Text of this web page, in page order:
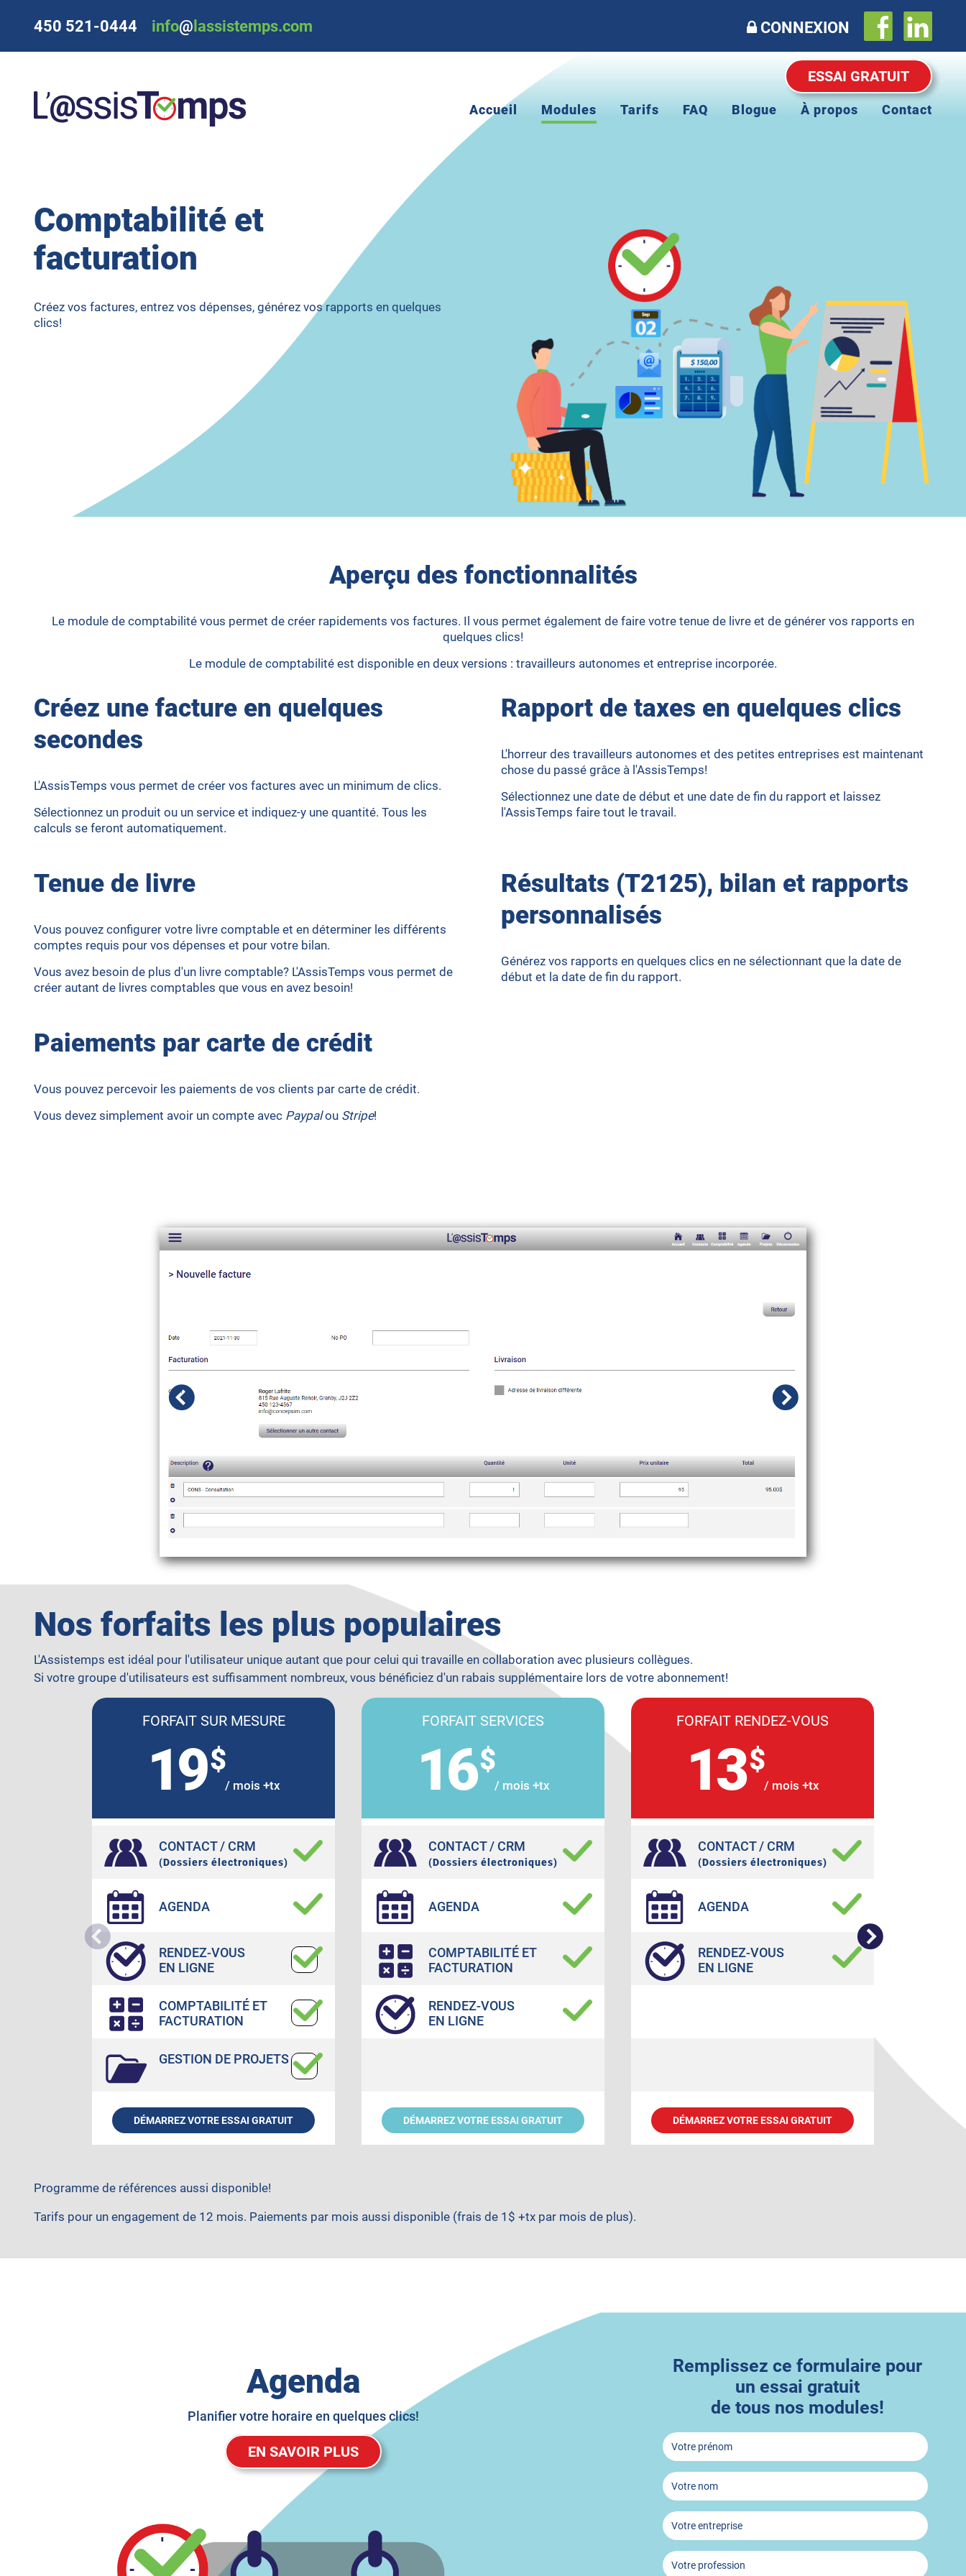
450 521-0444 info@ lassistemps.com CONNEXION
ESSAI GRATUIT
Accueil Modules Tarifs FAQ Blogue À propos Contact
Comptabilité et
facturation
Créez vos factures, entrez vos dépenses, générez vos rapports en quelques
clics!
Aperçu des fonctionnalités
Le module de comptabilité vous permet de créer rapidements vos factures. Il vous permet également de faire votre tenue de livre et de générer vos rapports en
quelques clics!
Le module de comptabilité est disponible en deux versions : travailleurs autonomes et entreprise incorporée.
Créez une facture en quelques
secondes
L'AssisTemps vous permet de créer vos factures avec un minimum de clics.
Sélectionnez un produit ou un service et indiquez-y une quantité. Tous les
calculs se feront automatiquement.
Rapport de taxes en quelques clics
L'horreur des travailleurs autonomes et des petites entreprises est maintenant
chose du passé grâce à l'AssisTemps!
Sélectionnez une date de début et une date de fin du rapport et laissez
l'AssisTemps faire tout le travail.
Tenue de livre
Vous pouvez configurer votre livre comptable et en déterminer les différents
comptes requis pour vos dépenses et pour votre bilan.
Vous avez besoin de plus d'un livre comptable? L'AssisTemps vous permet de
créer autant de livres comptables que vous en avez besoin!
Résultats (T2125), bilan et rapports
personnalisés
Générez vos rapports en quelques clics en ne sélectionnant que la date de
début et la date de fin du rapport.
Paiements par carte de crédit
Vous pouvez percevoir les paiements de vos clients par carte de crédit.
Vous devez simplement avoir un compte avec Paypalou Stripe!
Nos forfaits les plus populaires
L'Assistemps est idéal pour l'utilisateur unique autant que pour celui qui travaille en collaboration avec plusieurs collègues.
Si votre groupe d'utilisateurs est suffisamment nombreux, vous bénéficiez d'un rabais supplémentaire lors de votre abonnement!
FORFAIT SUR MESURE
19$
/ mois +tx
CONTACT / CRM
(Dossiers électroniques)
AGENDA
RENDEZ-VOUS
EN LIGNE
COMPTABILITÉ ET
FACTURATION
GESTION DE PROJETS
DÉMARREZ VOTRE ESSAI GRATUIT
FORFAIT SERVICES
16$
/ mois +tx
CONTACT / CRM
(Dossiers électroniques)
AGENDA
COMPTABILITÉ ET
FACTURATION
RENDEZ-VOUS
EN LIGNE
DÉMARREZ VOTRE ESSAI GRATUIT
FORFAIT RENDEZ-VOUS
13$
/ mois +tx
CONTACT / CRM
(Dossiers électroniques)
AGENDA
RENDEZ-VOUS
EN LIGNE
DÉMARREZ VOTRE ESSAI GRATUIT
Programme de références aussi disponible!
Tarifs pour un engagement de 12 mois. Paiements par mois aussi disponible (frais de 1$ +tx par mois de plus).
Remplissez ce formulaire pour
un essai gratuit
de tous nos modules!
(dossiers électroniques)
Agenda
Planifier votre horaire en quelques clics!
EN SAVOIR PLUS
EN SAVOIR PLUS